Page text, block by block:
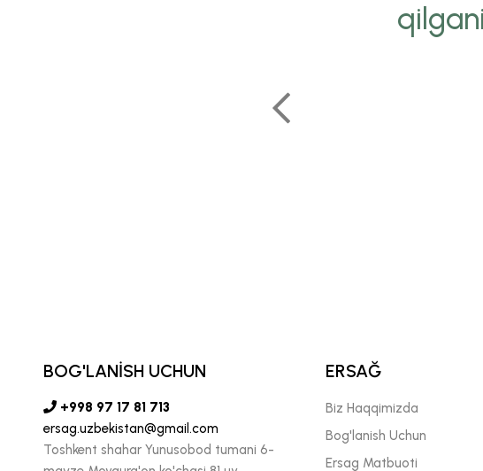
biz uchun juda
BOG'LANİSH UCHUN
+998 97 17 81 713
ersag.uzbekistan@gmail.com
Toshkent shahar Yunusobod tumani 6-
ERSAĞ
Biz Haqqimizda
Bog'lanish Uchun
Ersag Matbuoti